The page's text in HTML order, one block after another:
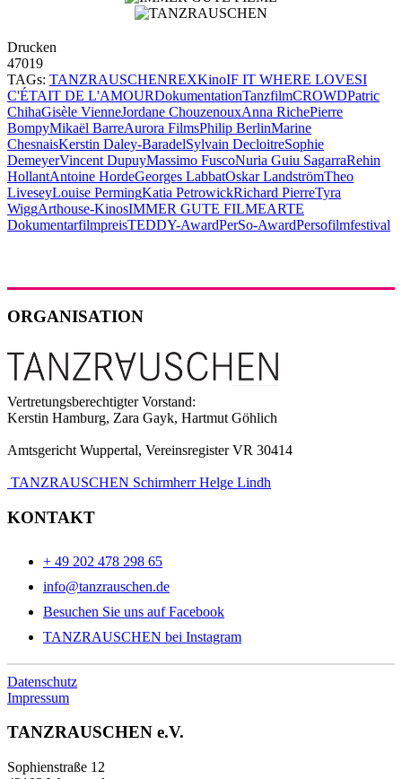
Drucken
47019
TAGs: TANZRAUSCHENREXKinoIF IT WHERE LOVESI
C'ÉTAIT DE L'AMOURDokumentationTanzfilmCROWDPatric
ChihaGisèle VienneJordane ChouzenouxAnna RichePierre
BompyMikaël BarreAurora FilmsPhilip BerlinMarine
ChesnaisKerstin Daley-BaradelSylvain DecloitreSophie
DemeyerVincent DupuyMassimo FuscoNuria Guiu SagarraRehin
HollantAntoine HordeGeorges LabbatOskar LandströmTheo
LiveseyLouise PermingKatia PetrowickRichard PierreTyra
WiggArthouse-KinosIMMER GUTE FILMEARTE
DokumentarfilmpreisTEDDY-AwardPerSo-AwardPersofilmfestival
ORGANISATION
Vertretungsberechtigter Vorstand:
Kerstin Hamburg, Zara Gayk, Hartmut Göhlich
Amtsgericht Wuppertal, Vereinsregister VR 30414
TANZRAUSCHEN Schirmherr Helge Lindh
KONTAKT
+ 49 202 478 298 65
info@tanzrauschen.de
Besuchen Sie uns auf Facebook
TANZRAUSCHEN bei Instagram
Datenschutz
Impressum
TANZRAUSCHEN e.V.
Sophienstraße 12